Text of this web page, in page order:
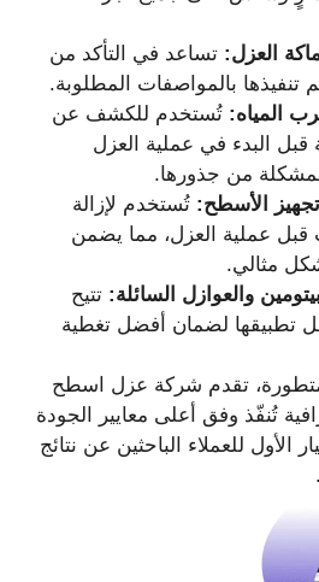
العزل: تساعد في التأكد من
تنفيذها بالمواصفات المطلوبة.
المياه: تُستخدم للكشف عن
البدء في عملية العزل
من جذورها.
الأسطح: تُستخدم لإزالة
قبل عملية العزل، مما يضمن
مثالي.
والعوازل السائلة: تتيح
تطبيقها لضمان أفضل تغطية
تقدم شركة عزل اسطح
تُنفّذ وفق أعلى معايير الجودة
الأول للعملاء الباحثين عن نتائج